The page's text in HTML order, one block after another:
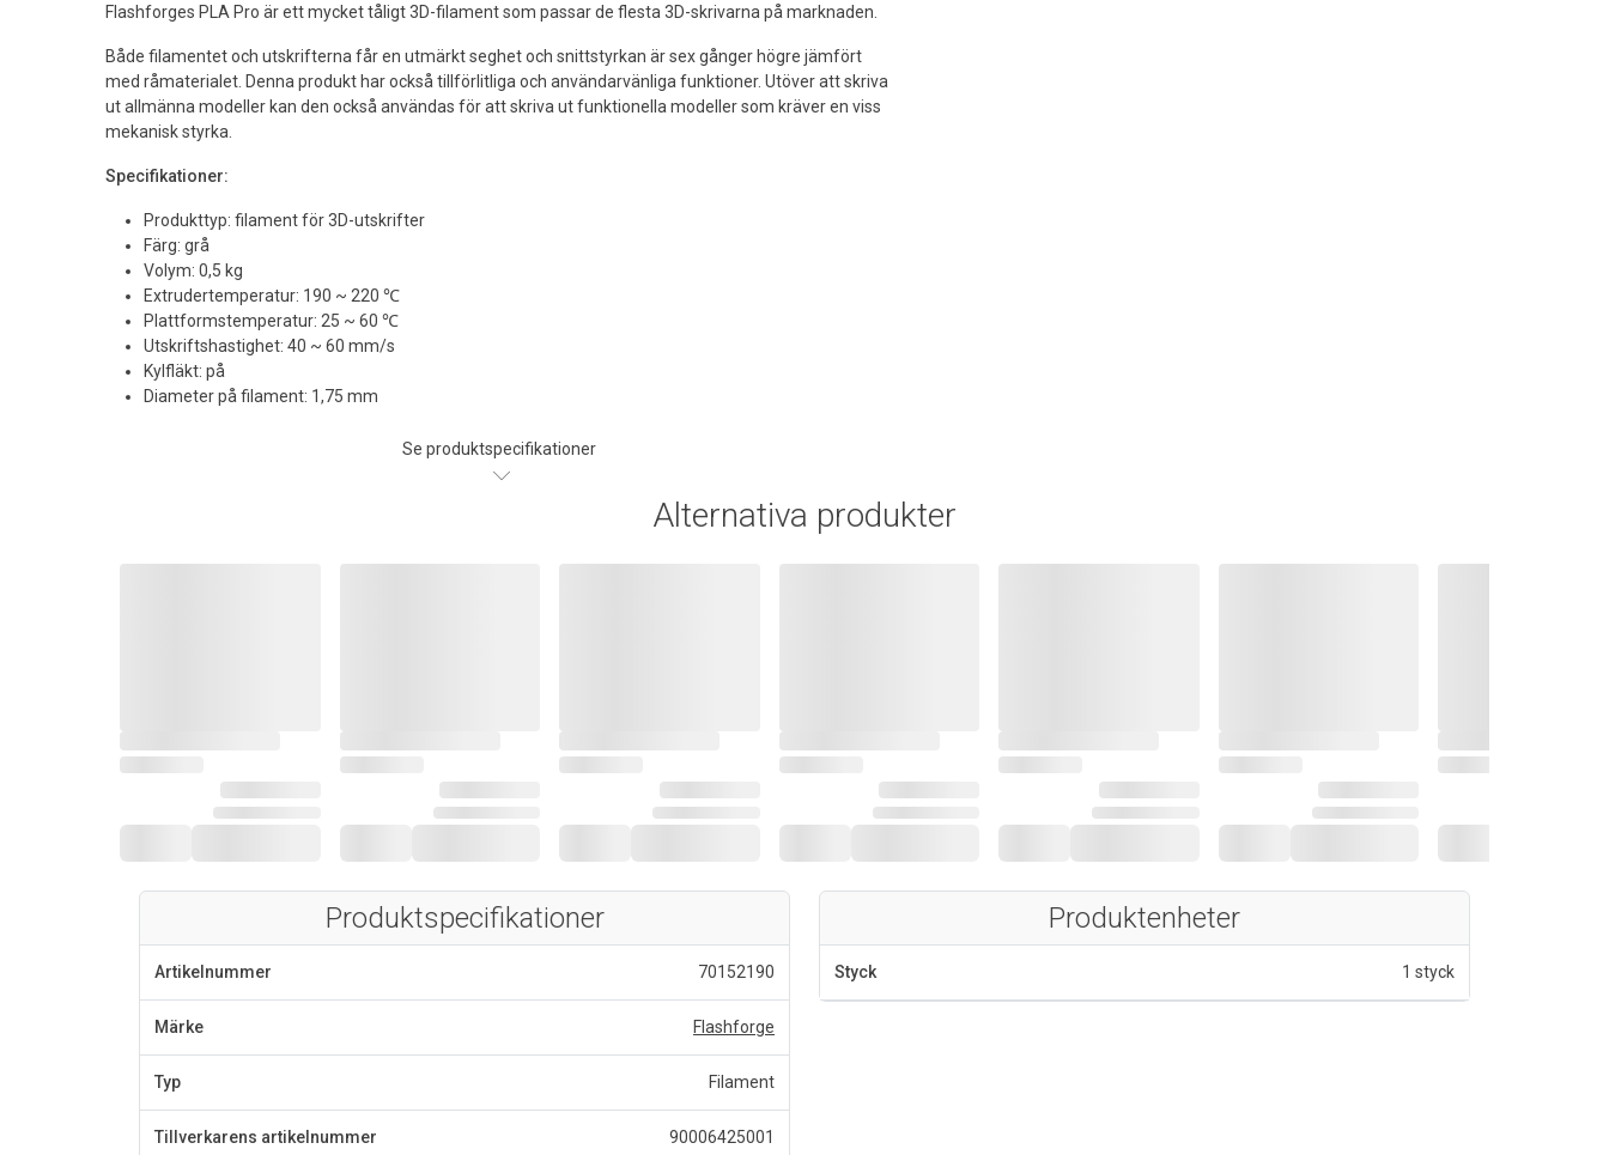
Flashforges PLA Pro är ett mycket tåligt 3D-filament som passar de flesta 3D-skrivarna på marknaden.
Både filamentet och utskrifterna får en utmärkt seghet och snittstyrkan är sex gånger högre jämfört
med råmaterialet. Denna produkt har också tillförlitliga och användarvänliga funktioner. Utöver att skriva
ut allmänna modeller kan den också användas för att skriva ut funktionella modeller som kräver en viss
mekanisk styrka.
Specifikationer:
Produkttyp: filament för 3D-utskrifter
Färg: grå
Volym: 0,5 kg
Extrudertemperatur: 190 ~ 220 ℃
Plattformstemperatur: 25 ~ 60 ℃
Utskriftshastighet: 40 ~ 60 mm/s
Kylfläkt: på
Diameter på filament: 1,75 mm
Se produktspecifikationer
Alternativa produkter
Produktspecifikationer
Artikelnummer 70152190
Märke Flashforge
Typ Filament
Tillverkarens artikelnummer 90006425001
Produktenheter
Styck 1 styck